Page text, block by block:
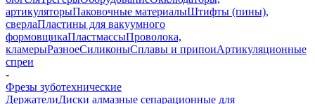
артикуляторыПаковочные материалыШтифты (пины),
сверлаПластины для вакуумного
формовщикаПластмассыПроволока,
кламерыРазноеСиликоныСплавы и припоиАртикуляционные
спреи
-
Фрезы зуботехнические
ДержателиДиски алмазные сепарационные для